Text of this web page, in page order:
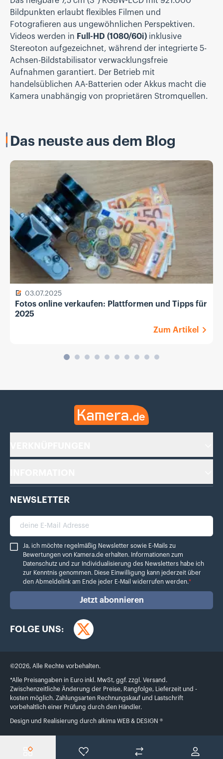
Konto
Produktvergleich
Wunschliste
Menü
Bildpunkten erlaubt flexibles Filmen und
Fotografieren aus ungewöhnlichen Perspektiven.
Videos werden in Full-HD (1080/60i) inklusive
Stereoton aufgezeichnet, während der integrierte 5-
Achsen-Bildstabilisator verwacklungsfreie
Aufnahmen garantiert. Der Betrieb mit
handelsüblichen AA-Batterien oder Akkus macht die
Kamera unabhängig von proprietären Stromquellen.
Das neuste aus dem Blog
03.07.2025
Fotos online verkaufen: Plattformen und Tipps für
2025
Zum Artikel
Kamera.de
NEWSLETTER
deine E-Mail Adresse
Ja, ich möchte regelmäßig Newsletter sowie E-Mails zu Bewertungen von
Ja, ich möchte regelmäßig Newsletter sowie E-Mails zu
Bewertungen von Kamera.de erhalten. Informationen zum
Datenschutz und zur Individualisierung des Newsletters habe ich
zur Kenntnis genommen. Diese Einwilligung kann jederzeit über
den Abmeldelink am Ende jeder E-Mail widerrufen werden.*
Jetzt abonnieren
FOLGE UNS:
Twitter
©2026, Alle Rechte vorbehalten.
*Alle Preisangaben in Euro inkl. MwSt, ggf. zzgl. Versand.
Zwischenzeitliche Änderung der Preise, Rangfolge, Lieferzeit und -
kosten möglich. Zahlungsarten Rechnungskauf und Lastschrift
vorbehaltlich einer Prüfung durch den Händler.
Design und Realisierung durch alkima WEB & DESIGN ®